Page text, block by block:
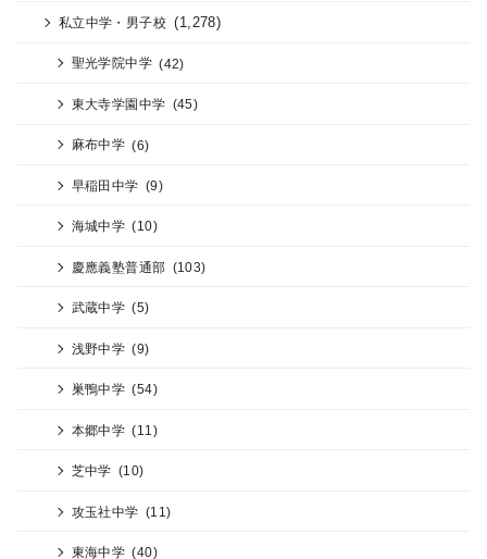
私立中学・男子校 (1,278)
聖光学院中学 (42)
東大寺学園中学 (45)
麻布中学 (6)
早稲田中学 (9)
海城中学 (10)
慶應義塾普通部 (103)
武蔵中学 (5)
浅野中学 (9)
巣鴨中学 (54)
本郷中学 (11)
芝中学 (10)
攻玉社中学 (11)
東海中学 (40)